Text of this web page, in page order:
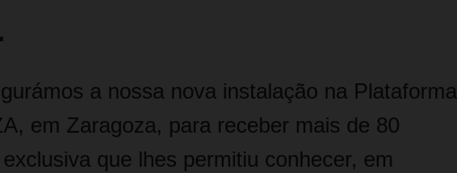
a nossa nova instalação na Plataforma
em Zaragoza, para receber mais de 80
que lhes permitiu conhecer, em